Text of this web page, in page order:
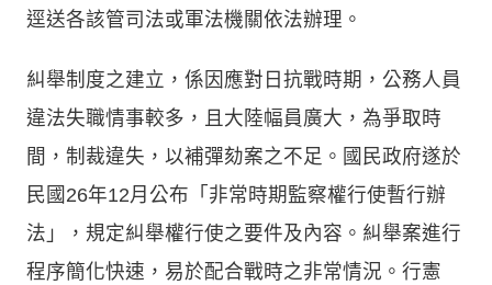
逕送各該管司法或軍法機關依法辦理。
糾舉制度之建立，係因應對日抗戰時期，公務人員
違法失職情事較多，且大陸幅員廣大，為爭取時
間，制裁違失，以補彈劾案之不足。國民政府遂於
民國26年12月公布「非常時期監察權行使暫行辦
法」，規定糾舉權行使之要件及內容。糾舉案進行
程序簡化快速，易於配合戰時之非常情況。行憲